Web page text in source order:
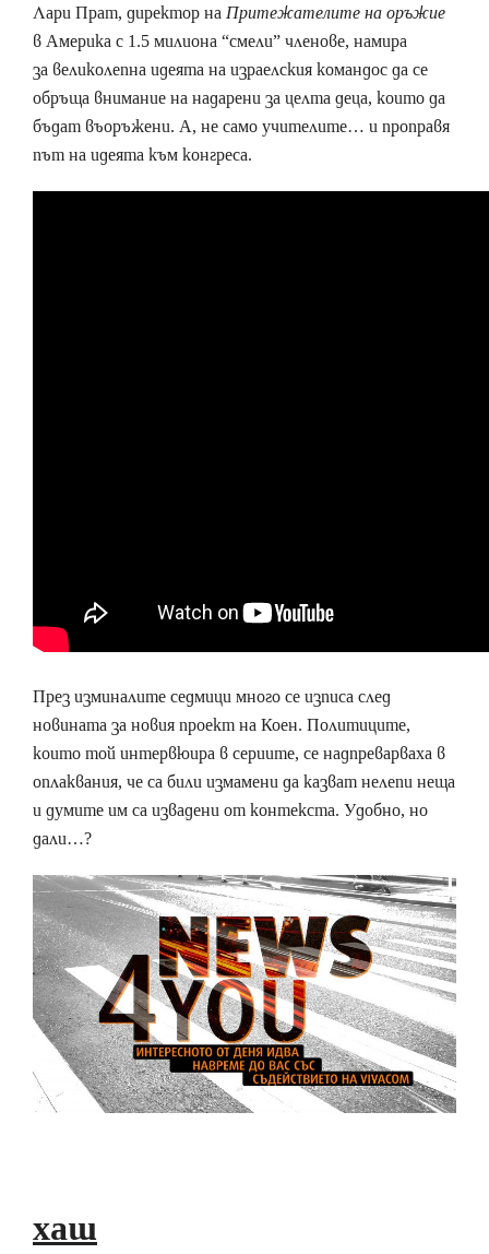
Лари Прат, директор наПритежателите на оръжие
в Америка с 1.5 милиона “смели” членове, намира
за великолепна идеята на израелския командос да се
обръща внимание на надарени за целта деца, които да
бъдат въоръжени. А, не само учителите… и проправя
път на идеята към конгреса.
През изминалите седмици много се изписа след
новината за новия проект на Коен. Политиците,
които той интервюира в сериите, се надпреварваха в
оплаквания, че са били измамени да казват нелепи неща
и думите им са извадени от контекста. Удобно, но
дали…?
хаш